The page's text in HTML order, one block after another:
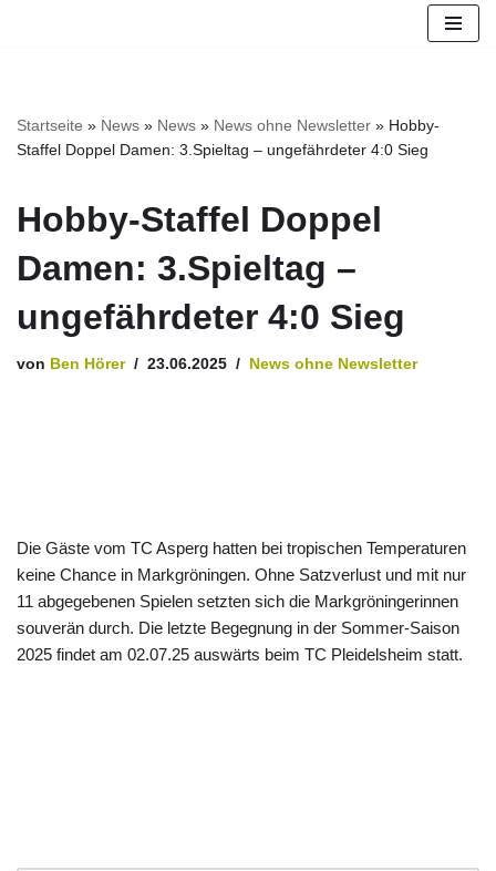
Startseite » News » News » News ohne Newsletter » Hobby-
Staffel Doppel Damen: 3.Spieltag – ungefährdeter 4:0 Sieg
Hobby-Staffel Doppel
Damen: 3.Spieltag –
ungefährdeter 4:0 Sieg
von Ben Hörer 23.06.2025 News ohne Newsletter
Die Gäste vom TC Asperg hatten bei tropischen Temperaturen
keine Chance in Markgröningen. Ohne Satzverlust und mit nur
11 abgegebenen Spielen setzten sich die Markgröningerinnen
souverän durch. Die letzte Begegnung in der Sommer-Saison
2025 findet am 02.07.25 auswärts beim TC Pleidelsheim statt.